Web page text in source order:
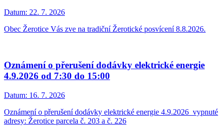
Datum: 22. 7. 2026
Obec Žerotice Vás zve na tradiční Žerotické posvícení 8.8.2026.
Oznámení o přerušení dodávky elektrické energie
4.9.2026 od 7:30 do 15:00
Datum: 16. 7. 2026
Oznámení o přerušení dodávky elektrické energie 4.9.2026_vypnuté
adresy: Žerotice parcela č. 203 a č. 226